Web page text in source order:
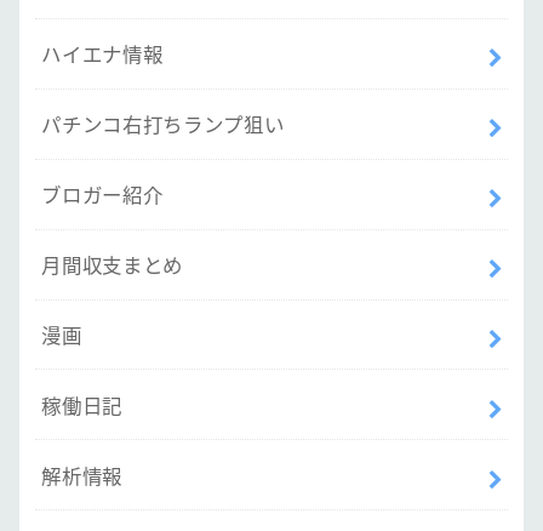
ハイエナ情報
パチンコ右打ちランプ狙い
ブロガー紹介
月間収支まとめ
漫画
稼働日記
解析情報